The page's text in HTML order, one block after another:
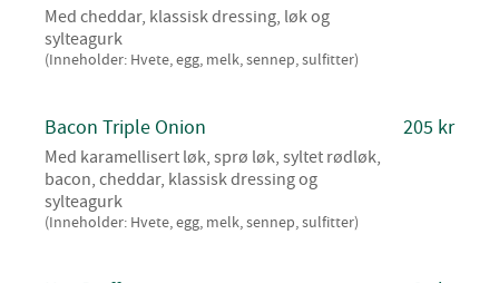
Med cheddar, klassisk dressing, løk og
sylteagurk
(Inneholder: Hvete, egg, melk, sennep, sulfitter)
Bacon Triple Onion
Med karamellisert løk, sprø løk, syltet rødløk,
bacon, cheddar, klassisk dressing og
sylteagurk
(Inneholder: Hvete, egg, melk, sennep, sulfitter)
205 kr